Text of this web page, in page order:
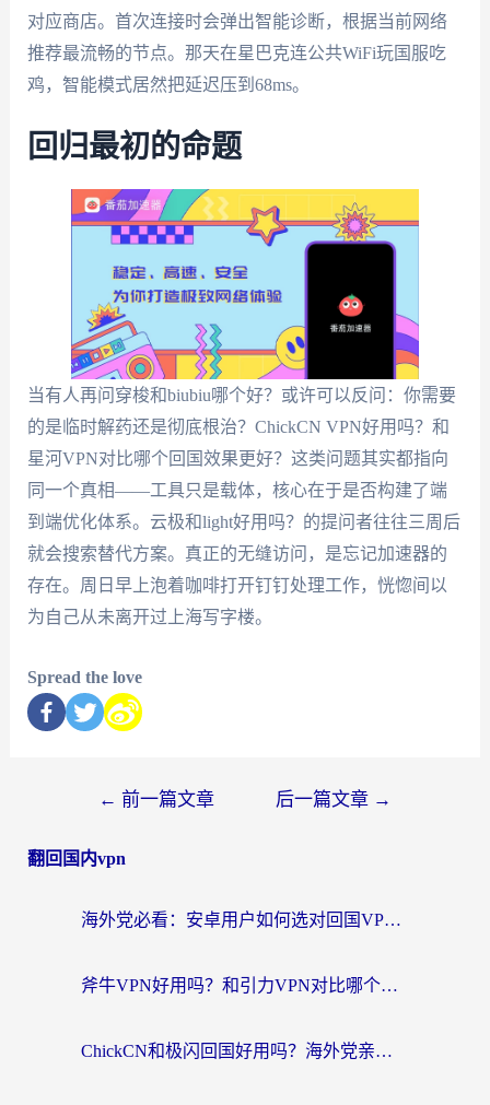
对应商店。首次连接时会弹出智能诊断，根据当前网络
推荐最流畅的节点。那天在星巴克连公共WiFi玩国服吃
鸡，智能模式居然把延迟压到68ms。
回归最初的命题
当有人再问穿梭和biubiu哪个好？或许可以反问：你需要
的是临时解药还是彻底根治？ChickCN VPN好用吗？和
星河VPN对比哪个回国效果更好？这类问题其实都指向
同一个真相——工具只是载体，核心在于是否构建了端
到端优化体系。云极和light好用吗？的提问者往往三周后
就会搜索替代方案。真正的无缝访问，是忘记加速器的
存在。周日早上泡着咖啡打开钉钉处理工作，恍惚间以
为自己从未离开过上海写字楼。
Spread the love
← 前一篇文章 后一篇文章 →
翻回国内vpn
海外党必看：安卓用户如何选对回国VPN？从踩坑到无缝访问的全攻略
斧牛VPN好用吗？和引力VPN对比哪个回国效果更好？海外党亲测3款加速器+避坑指南
ChickCN和极闪回国好用吗？海外党亲测3款加速器，教你选对不踩坑